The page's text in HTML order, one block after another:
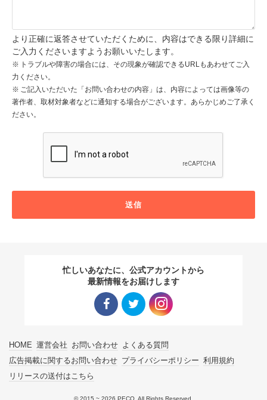
より正確に返答させていただくために、内容はできる限り詳細に
ご入力くださいますようお願いいたします。
トラブルや障害の場合には、その現象が確認できるURLもあわせてご入
力ください。
ご記入いただいた「お問い合わせの内容」は、内容によっては画像等の
著作者、取材対象者などに通知する場合がございます。あらかじめご了承く
ださい。
送信
忙しいあなたに、公式アカウントから
最新情報をお届けします
HOME 運営会社 お問い合わせ よくある質問
広告掲載に関するお問い合わせ プライバシーポリシー 利用規約
リリースの送付はこちら
© 2015 ~ 2026 PECO. All Rights Reserved.